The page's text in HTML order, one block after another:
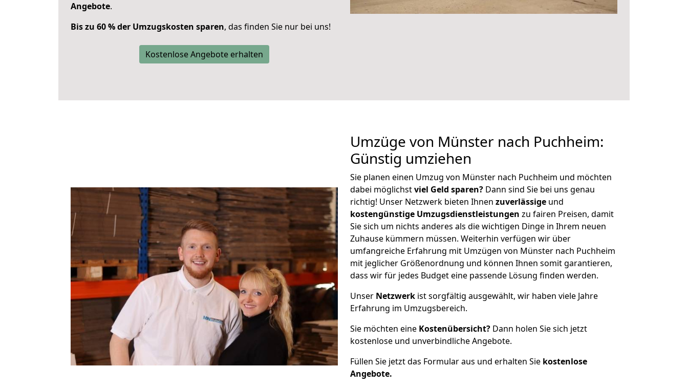
Angebote.
Bis zu 60 % der Umzugskosten sparen, das finden Sie nur bei uns!
Kostenlose Angebote erhalten
Umzüge von Münster nach Puchheim:
Günstig umziehen
Sie planen einen Umzug von Münster nach Puchheim und möchten
dabei möglichstviel Geld sparen? Dann sind Sie bei uns genau
richtig! Unser Netzwerk bieten Ihnen zuverlässige und
kostengünstige Umzugsdienstleistungen zu fairen Preisen, damit
Sie sich um nichts anderes als die wichtigen Dinge in Ihrem neuen
Zuhause kümmern müssen. Weiterhin verfügen wir über
umfangreiche Erfahrung mit Umzügen von Münster nach Puchheim
mit jeglicher Größenordnung und können Ihnen somit garantieren,
dass wir für jedes Budget eine passende Lösung finden werden.
Unser Netzwerk ist sorgfältig ausgewählt, wir haben viele Jahre
Erfahrung im Umzugsbereich.
Sie möchten eine Kostenübersicht? Dann holen Sie sich jetzt
kostenlose und unverbindliche Angebote.
Füllen Sie jetzt das Formular aus und erhalten Sie kostenlose
Angebote.